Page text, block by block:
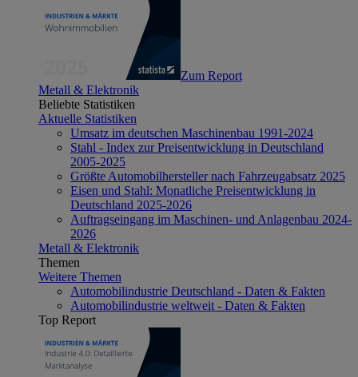
Zum Report
Metall & Elektronik
Beliebte Statistiken
Aktuelle Statistiken
Umsatz im deutschen Maschinenbau 1991-2024
Stahl - Index zur Preisentwicklung in Deutschland
2005-2025
Größte Automobilhersteller nach Fahrzeugabsatz 2025
Eisen und Stahl: Monatliche Preisentwicklung in
Deutschland 2025-2026
Auftragseingang im Maschinen- und Anlagenbau 2024-
2026
Metall & Elektronik
Themen
Weitere Themen
Automobilindustrie Deutschland - Daten & Fakten
Automobilindustrie weltweit - Daten & Fakten
Top Report